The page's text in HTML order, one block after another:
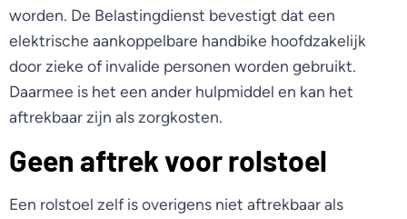
worden. De Belastingdienst bevestigt dat een
elektrische aankoppelbare handbike hoofdzakelijk
door zieke of invalide personen worden gebruikt.
Daarmee is het een ander hulpmiddel en kan het
aftrekbaar zijn als zorgkosten.
Geen aftrek voor rolstoel
Een rolstoel zelf is overigens niet aftrekbaar als